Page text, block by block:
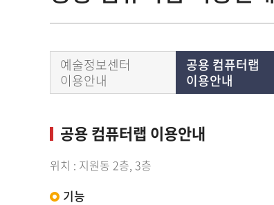
예술정보센터
이용안내
공용 컴퓨터랩
이용안내
공용 컴퓨터랩 이용안내
위치 : 지원동 2층, 3층
기능